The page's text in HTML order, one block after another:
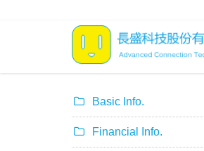
Basic Info.
Financial Info.